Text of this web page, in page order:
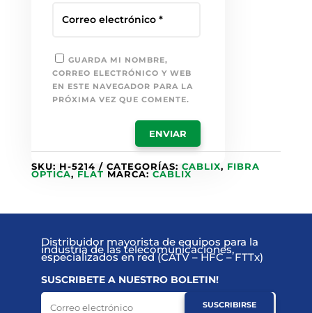
GUARDA MI NOMBRE,
CORREO ELECTRÓNICO Y WEB
EN ESTE NAVEGADOR PARA LA
PRÓXIMA VEZ QUE COMENTE.
SKU: H-5214 CATEGORÍAS: CABLIX, FIBRA
OPTICA, FLAT MARCA: CABLIX
Distribuidor mayorista de equipos para la
industria de las telecomunicaciones,
especializados en red (CATV – HFC – FTTx)
SUSCRIBETE A NUESTRO BOLETIN!
SUSCRIBIRSE